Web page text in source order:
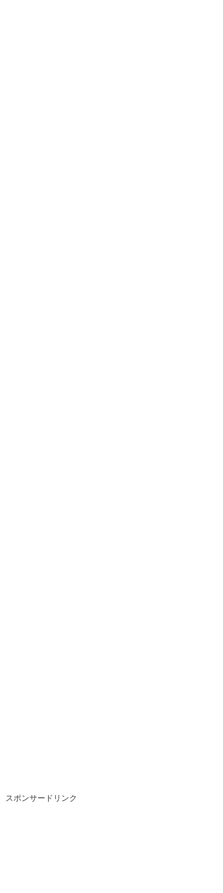
スポンサードリンク